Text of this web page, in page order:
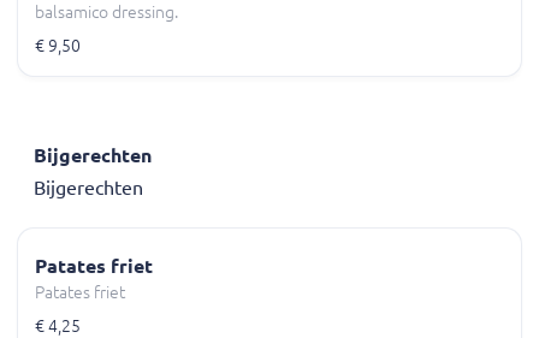
balsamico dressing.
€ 9,50
Bijgerechten
Bijgerechten
Patates friet
Patates friet
€ 4,25